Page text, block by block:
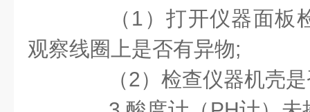
（ 1 ）打开仪器面板
观察线圈上是否有异物;
（2）检查仪器机壳